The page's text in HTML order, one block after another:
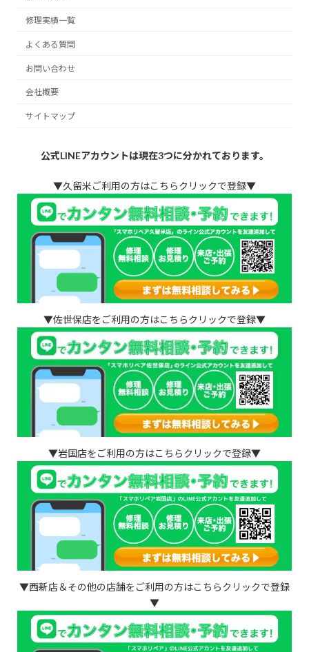
修理実績一覧
よくある質問
お問い合わせ
会社概要
サイトマップ
公式LINEアカウントは現在3つに分かれております。
▼久留米ご利用の方はこちらクリックで登録▼
▼佐世保店をご利用の方はこちらクリックで登録▼
▼岩国店をご利用の方はこちらクリックで登録▼
▼西新店＆その他の店舗をご利用の方はこちらクリックで登録
▼